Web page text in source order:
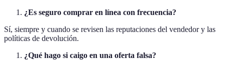
¿Es seguro comprar en línea con frecuencia?
Sí, siempre y cuando se revisen las reputaciones del vendedor y las
políticas de devolución.
¿Qué hago si caigo en una oferta falsa?